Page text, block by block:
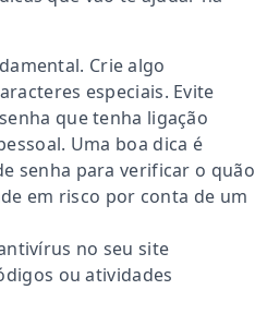
Crie algo
especiais. Evite
que tenha ligação
Uma boa dica é
senha para verificar o quão
em risco por conta de um
no seu site
ou atividades